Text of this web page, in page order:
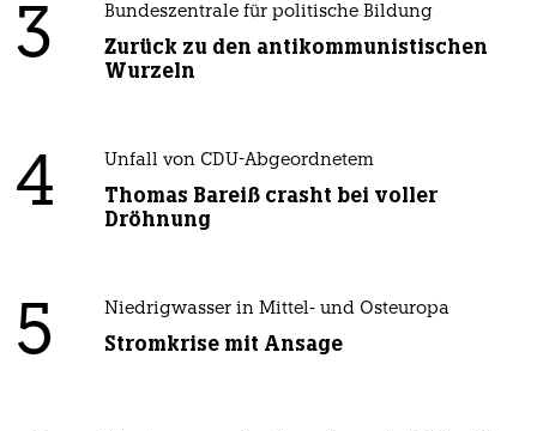
3 Bundeszentrale für politische Bildung
Zurück zu den antikommunistischen
Wurzeln
4 Unfall von CDU-Abgeordnetem
Thomas Bareiß crasht bei voller
Dröhnung
5 Niedrigwasser in Mittel- und Osteuropa
Stromkrise mit Ansage